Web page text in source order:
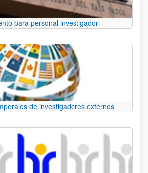
para personal investigador
de investigadores externos